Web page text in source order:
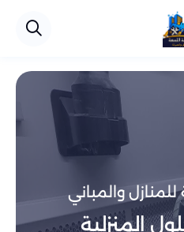
والمباني
المنزلية